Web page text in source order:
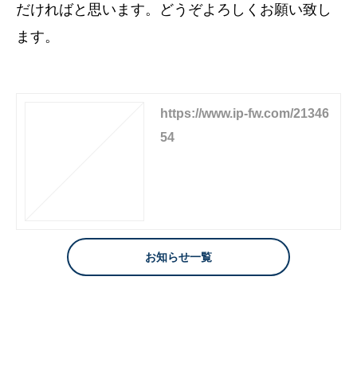
だければと思います。どうぞよろしくお願い致し
ます。
https://www.ip-fw.com/21346
54
お知らせ一覧